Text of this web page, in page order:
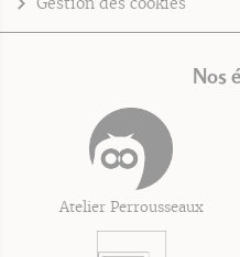
Nos
Atelier Perrousseaux